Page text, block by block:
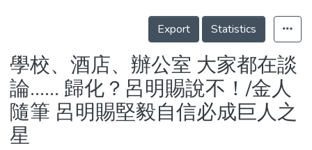
Statistics
Details
Export
Statistics
學校、酒店、辦公室 大家都在談
論…… 歸化？呂明賜說不！/金人
隨筆 呂明賜堅毅自信必成巨人之
星